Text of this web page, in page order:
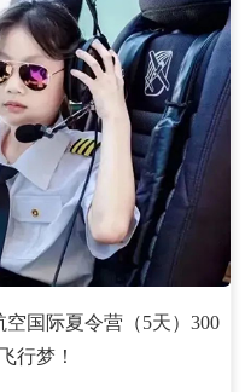
空国际夏令营（5天）300
行梦！